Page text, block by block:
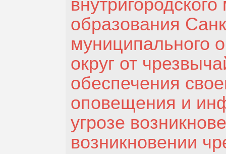
образования
муниципального
округ от
обеспечения
оповещения и
угрозе
возникновении